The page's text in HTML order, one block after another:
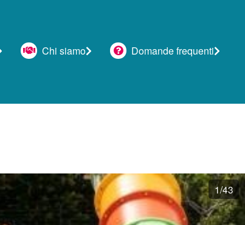
Chi siamo Domande frequenti
1/43